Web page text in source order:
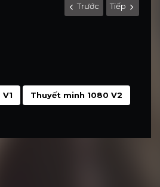
Trước Tiếp
Thuyết minh 1080 V2